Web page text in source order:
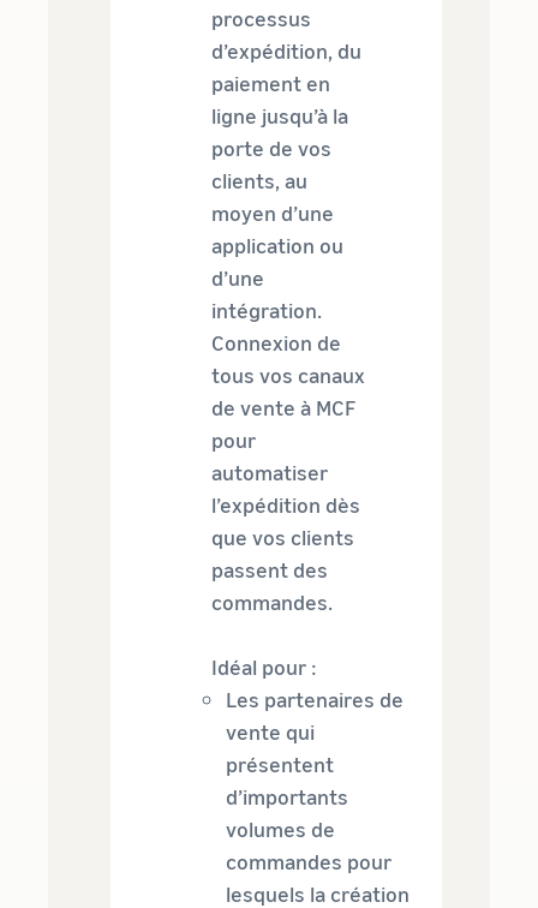
processus
d’expédition, du
paiement en
ligne jusqu’à la
porte de vos
clients, au
moyen d’une
application ou
d’une
intégration.
Connexion de
tous vos canaux
de vente à MCF
pour
automatiser
l’expédition dès
que vos clients
passent des
commandes.
Idéal pour :
Les partenaires de
vente qui
présentent
d’importants
volumes de
commandes pour
lesquels la création